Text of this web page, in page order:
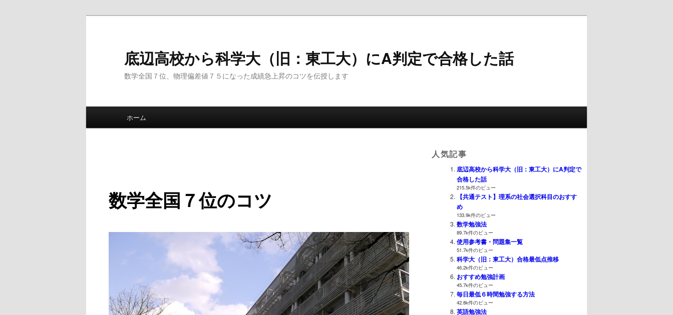
底辺高校から科学大（旧：東工大）にA判定で合格した話
数学全国７位、物理偏差値７５になった成績急上昇のコツを伝授します
メインメニューメインコンテンツへ移動
サブコンテンツへ移動
ホーム
数学全国７位のコツ
人気記事
底辺高校から科学大（旧：東工大）にA判定で
合格した話
215.5k件のビュー
【共通テスト】理系の社会選択科目のおすす
め
133.9k件のビュー
数学勉強法
89.7k件のビュー
使用参考書・問題集一覧
51.7k件のビュー
科学大（旧：東工大）合格最低点推移
46.2k件のビュー
おすすめ勉強計画
45.7k件のビュー
毎日最低６時間勉強する方法
42.8k件のビュー
英語勉強法